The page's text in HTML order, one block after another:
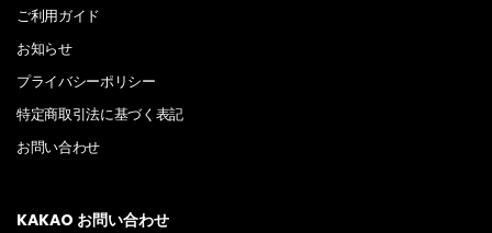
ご利用ガイド
お知らせ
プライバシーポリシー
特定商取引法に基づく表記
お問い合わせ
KAKAO お問い合わせ